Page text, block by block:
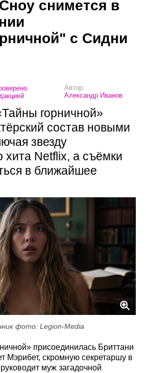
снимется в
с Сидни
Автор:
Александр Иванов
горничной»
состав новыми
звезду
Netflix, а съёмки
в ближайшее
фото: Legion-Media
присоединилась Бриттани
Мэрибет, скромную секретаршу в
муж загадочной